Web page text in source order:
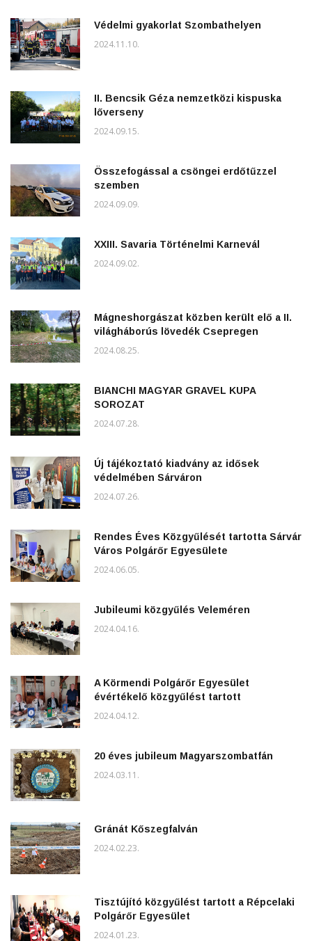
Védelmi gyakorlat Szombathelyen
2024.11.10.
II. Bencsik Géza nemzetközi kispuska
lőverseny
2024.09.15.
Összefogással a csöngei erdőtűzzel
szemben
2024.09.09.
XXIII. Savaria Történelmi Karnevál
2024.09.02.
Mágneshorgászat közben került elő a II.
világháborús lövedék Csepregen
2024.08.25.
BIANCHI MAGYAR GRAVEL KUPA
SOROZAT
2024.07.28.
Új tájékoztató kiadvány az idősek
védelmében Sárváron
2024.07.26.
Rendes Éves Közgyűlését tartotta Sárvár
Város Polgárőr Egyesülete
2024.06.05.
Jubileumi közgyűlés Veleméren
2024.04.16.
A Körmendi Polgárőr Egyesület
évértékelő közgyűlést tartott
2024.04.12.
20 éves jubileum Magyarszombatfán
2024.03.11.
Gránát Kőszegfalván
2024.02.23.
Tisztújító közgyűlést tartott a Répcelaki
Polgárőr Egyesület
2024.01.23.